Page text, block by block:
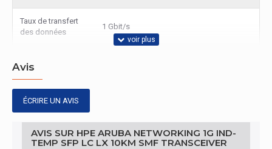
Taux de transfert
des données
1 Gbit/s
Avis
ÉCRIRE UN AVIS
AVIS SUR HPE ARUBA NETWORKING 1G IND-
TEMP SFP LC LX 10KM SMF TRANSCEIVER